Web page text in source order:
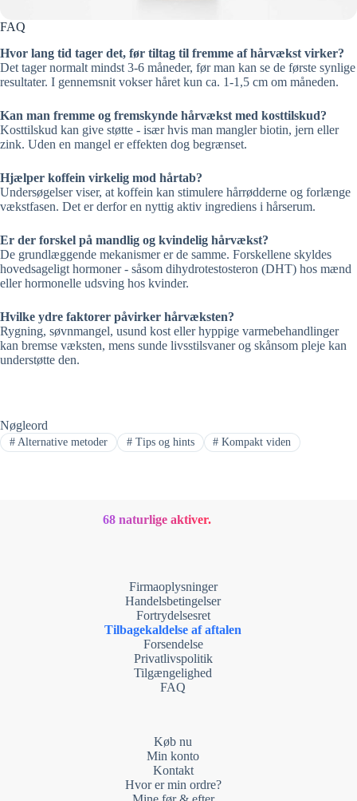
FAQ
Hvor lang tid tager det, før tiltag til fremme af hårvækst virker?
Det tager normalt mindst 3-6 måneder, før man kan se de første synlige
resultater. I gennemsnit vokser håret kun ca. 1-1,5 cm om måneden.
Kan man fremme og fremskynde hårvækst med kosttilskud?
Kosttilskud kan give støtte - især hvis man mangler biotin, jern eller
zink. Uden en mangel er effekten dog begrænset.
Hjælper koffein virkelig mod hårtab?
Undersøgelser viser, at koffein kan stimulere hårrødderne og forlænge
vækstfasen. Det er derfor en nyttig aktiv ingrediens i hårserum.
Er der forskel på mandlig og kvindelig hårvækst?
De grundlæggende mekanismer er de samme. Forskellene skyldes
hovedsageligt hormoner - såsom dihydrotestosteron (DHT) hos mænd
eller hormonelle udsving hos kvinder.
Hvilke ydre faktorer påvirker hårvæksten?
Rygning, søvnmangel, usund kost eller hyppige varmebehandlinger
kan bremse væksten, mens sunde livsstilsvaner og skånsom pleje kan
understøtte den.
Nøgleord
#Alternative metoder #Tips og hints # Kompakt viden
68 naturlige aktiver.
Firmaoplysninger
Handelsbetingelser
Fortrydelsesret
Tilbagekaldelse af aftalen
Forsendelse
Privatlivspolitik
Tilgængelighed
FAQ
Køb nu
Min konto
Kontakt
Hvor er min ordre?